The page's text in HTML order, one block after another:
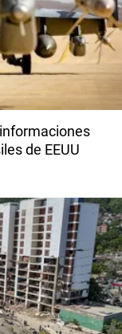
de EEUU